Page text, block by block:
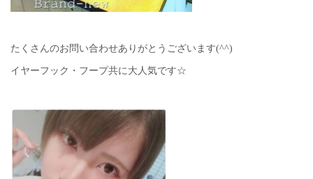
たくさんのお問い合わせありがとうございます(^^)
イヤーフック・フープ共に大人気です☆